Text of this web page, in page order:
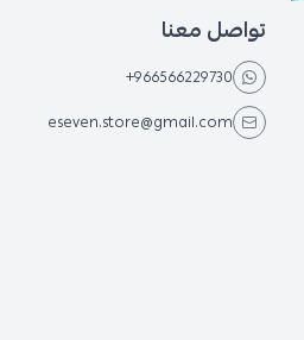
تواصل معنا
+966566229730
eseven.store@gmail.com